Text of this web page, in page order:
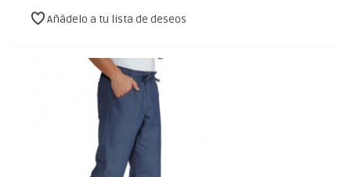
Añádelo a tu lista de deseos